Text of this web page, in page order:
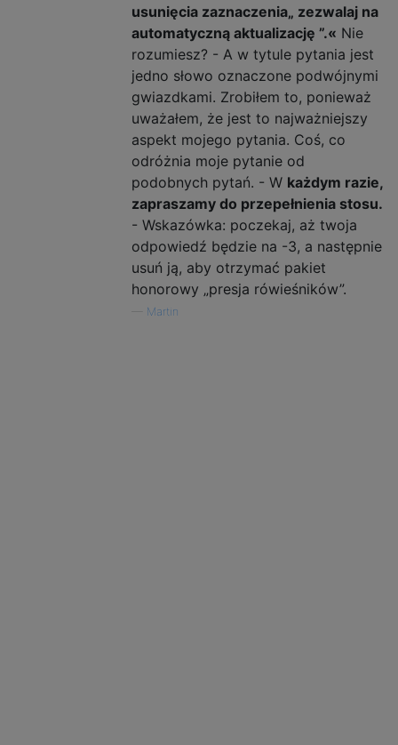
usunięcia zaznaczenia„ zezwalaj na
automatyczną aktualizację ”.« Nie
rozumiesz? - A w tytule pytania jest
jedno słowo oznaczone podwójnymi
gwiazdkami. Zrobiłem to, ponieważ
uważałem, że jest to najważniejszy
aspekt mojego pytania. Coś, co
odróżnia moje pytanie od
podobnych pytań. - W każdym razie,
zapraszamy do przepełnienia stosu.
- Wskazówka: poczekaj, aż twoja
odpowiedź będzie na -3, a następnie
usuń ją, aby otrzymać pakiet
honorowy „presja rówieśników”.
Martin